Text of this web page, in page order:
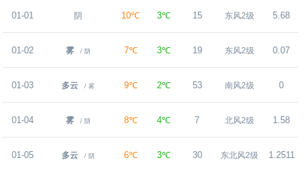
01-01 阴 10℃ 3℃ 15 东风2级 5.68
01-02 雾 / 阴 7℃ 3℃ 19 东风2级 0.07
01-03 多云 / 雾 9℃ 2℃ 53 南风2级 0
01-04 雾 / 阴 8℃ 4℃ 7 北风2级 1.58
01-05 多云 / 阴 6℃ 3℃ 30 东北风2级 1.2511